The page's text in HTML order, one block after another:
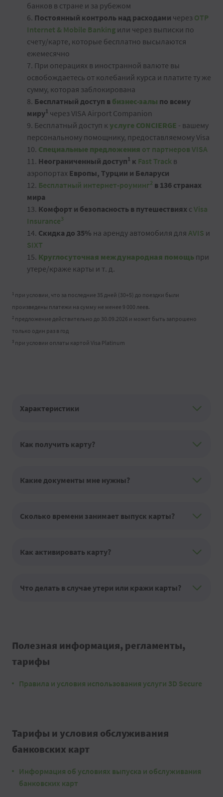
банков в стране и за рубежом
6. Постоянный контроль над расходами через OTP
Internet & Mobile Banking или через выписки по
счету/карте, которые бесплатно высылаются
ежемесячно
7. При операциях в иностранной валюте вы
освобождаетесь от колебаний курса и платите ту же
сумму, которая заблокирована
8. Бесплатный доступ в бизнес-залы по всему
миру1 через VISA Airport Companion
9. Бесплатный доступ к услуге CONCIERGE - вашему
персональному помощнику, предоставляемому Visa
10. Специальные предложения от партнеров VISA
11. Неограниченный доступ1 к Fast Track в
аэропортах Европы, Турции и Беларуси
12. Бесплатный интернет-роуминг2 в 136 странах
мира
13. Комфорт и безопасность в путешествиях с Visa
Insurance3
14. Скидка до 35% на аренду автомобиля для AVIS и
SIXT
15. Круглосуточная международная помощь при
утере/краже карты и т. д.
1 при условии, что за последние 35 дней (30+5) до поездки были
произведены платежи на сумму не менее 9 000 леев.
2 предложение действительно до 30.09.2026 и может быть запрошено
только один раз в год
3 при условии оплаты картой Visa Platinum
Характеристики
Как получить карту?
Какие документы мне нужны?
Сколько времени занимает выпуск карты?
Как активировать карту?
Что делать в случае утери или кражи карты?
Полезная информация, регламенты,
тарифы
Правила и условия использования услуги 3D Secure
Тарифы и условия обслуживания
банковских карт
Информация об условиях выпуска и обслуживания
банковских карт